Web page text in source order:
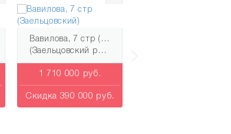
Вавилова, 7 стр (Заельцовский)
(Заельцовский район)
1 710 000 руб.
Скидка 390 000 руб.